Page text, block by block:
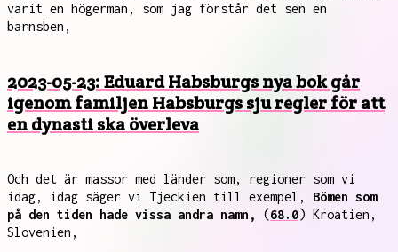
varit en högerman, som jag förstår det sen en
barnsben,
2023-05-23: Eduard Habsburgs nya bok går
igenom familjen Habsburgs sju regler för att
en dynasti ska överleva
Och det är massor med länder som, regioner som vi
idag, idag säger vi Tjeckien till exempel, Bömen som
på den tiden hade vissa andra namn,
(68.0) Kroatien,
Slovenien,